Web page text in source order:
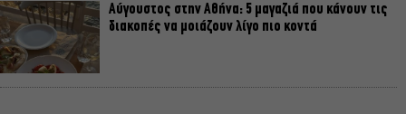
Αύγουστος στην Αθήνα: 5 μαγαζιά που κάνουν τις
διακοπές να μοιάζουν λίγο πιο κοντά